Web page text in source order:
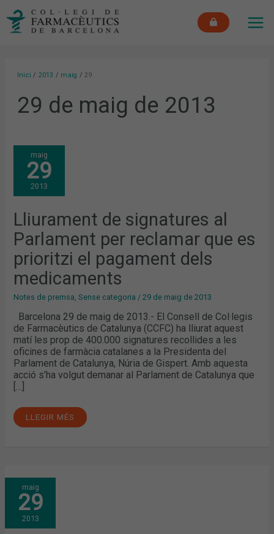
Inici 2013 maig 29
29 de maig de 2013
maig
29
2013
Lliurament de signatures al
Parlament per reclamar que es
prioritzi el pagament dels
medicaments
Notes de premsa ,Sense categoria /29 de maig de 2013
Barcelona 29 de maig de 2013.- El Consell de Col·legis
de Farmacèutics de Catalunya (CCFC) ha lliurat aquest
matí les prop de 400.000 signatures recollides a les
oficines de farmàcia catalanes a la Presidenta del
Parlament de Catalunya, Núria de Gispert. Amb aquesta
acció s’ha volgut demanar al Parlament de Catalunya que
LLIURAMENT
DE
SIGNATURES
AL
PARLAMENT
PER
RECLAMAR
ES
PRIORITZI
EL
PAGAMENT
DELS
MEDICAMENTS
LLEGIR MÉS
maig
29
2013
DECLARACIONS
DE
JORDI
DE
DALMASES
AL
PARLAMENT